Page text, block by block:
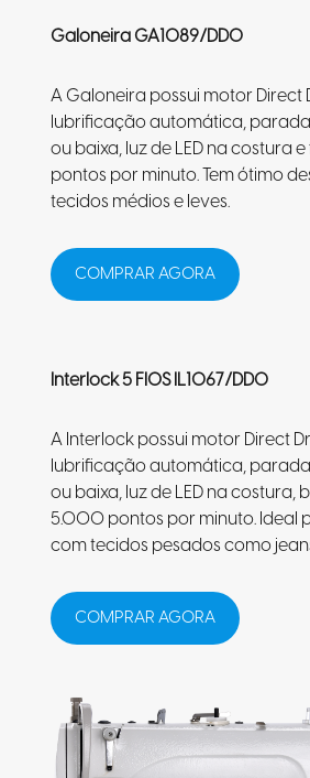
Galoneira GA1089/DD0
A Galoneira possui motor Direct
lubrificação automática,
ou baixa, luz de LED na costura
pontos por minuto. Tem ótimo
tecidos médios e leves.
COMPRAR AGORA
Interlock 5 FIOS IL1067/DD0
A Interlock possui motor Direct
lubrificação automática,
ou baixa, luz de LED na costura,
5.000 pontos por minuto. Ideal
com tecidos pesados como
COMPRAR AGORA